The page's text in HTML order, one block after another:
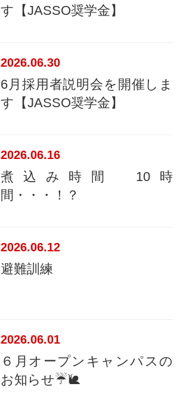
す【JASSO奨学金】
2026 06.30
6月採用者説明会を開催しま
す【JASSO奨学金】
2026 06.16
煮込み時間 10時
間・・・！？
2026 06.12
避難訓練
2026 06.01
６月オープンキャンパスの
お知らせ☔🐌